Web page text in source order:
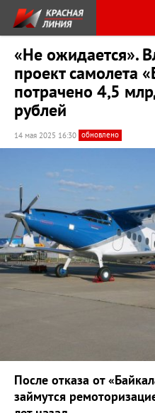
«Не ожидается».
проект самолета
потрачено 4,5
рублей
14 мая 2025 16:30 обновлено
После отказа от
займутся